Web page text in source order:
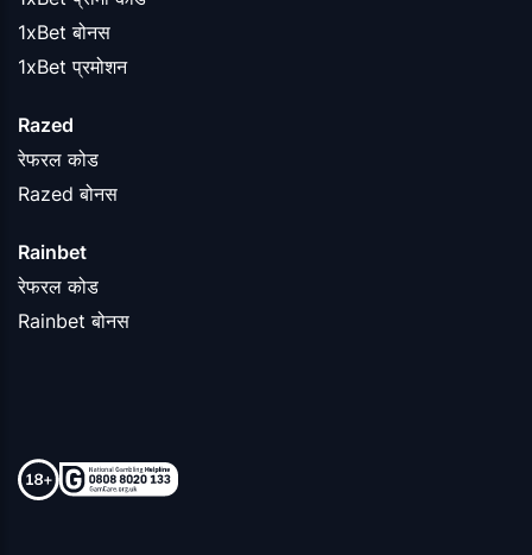
1xBet बोनस
1xBet प्रमोशन
Razed
रेफरल कोड
Razed बोनस
Rainbet
रेफरल कोड
Rainbet बोनस